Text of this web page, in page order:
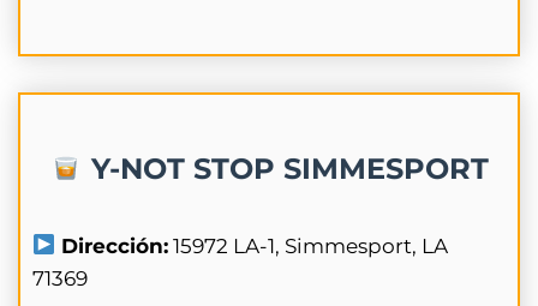
Y-NOT STOP SIMMESPORT
Dirección: 15972 LA-1, Simmesport, LA
71369